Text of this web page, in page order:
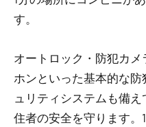
す。
オートロック・防犯カ
ホンといった基本的な
ュリティシステムも備
住者の安全を守ります。